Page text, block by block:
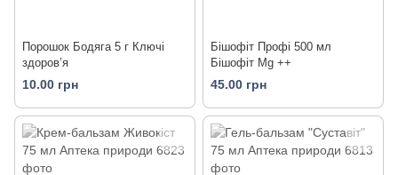
Порошок Бодяга 5 г Ключі
здоров’я
10.00 грн
Бішофіт Профі 500 мл
Бішофіт Mg ++
45.00 грн